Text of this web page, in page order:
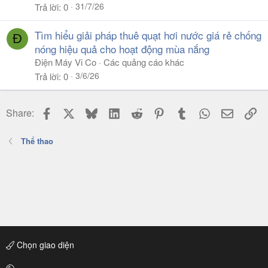
2 bên hành lang biên.
Nhìn chung, HLV McKenna là 1 người trẻ tuổi và đầy tiềm
năng. Ngoài ra, ông cũng rất được lòng các học trò và
BLĐ.
với nhé
#Bleh
Trả lời 0 31/7/26
Đ
Tìm hiểu giải pháp thuê quạt hơi nước giá rẻ chống
nóng hiệu quả cho hoạt động mùa nắng
Điện Máy Vi Co Các quảng cáo khác
Trả lời 0 3/6/26
Share: Facebook BlueskyLinkedIn
Reddit PinterestTumblr WhatsApp
Email
Thể thao
Chọn giao diện